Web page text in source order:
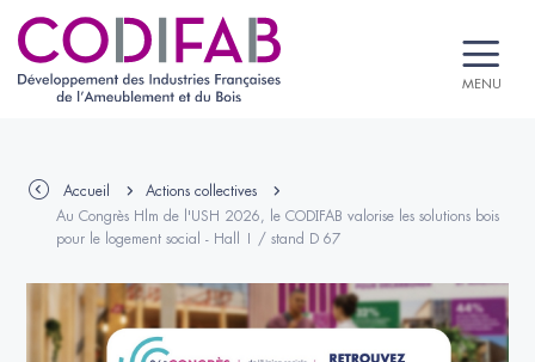
MENU
Accueil
Actions collectives
Au Congrès Hlm de l'USH 2026, le CODIFAB valorise les solutions bois
pour le logement social - Hall 1 / stand D 67